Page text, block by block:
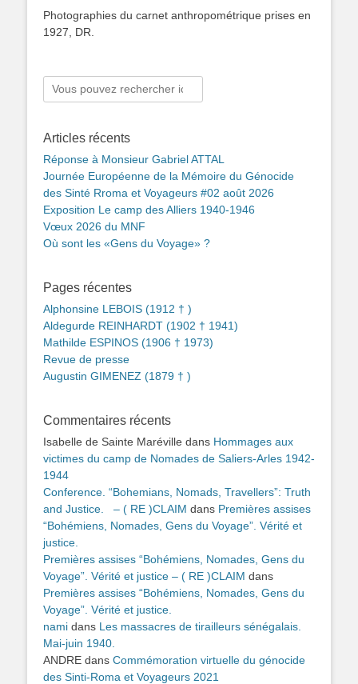
Photographies du carnet anthropométrique prises en
1927, DR.
Rechercher :
Articles récents
Réponse à Monsieur Gabriel ATTAL
Journée Européenne de la Mémoire du Génocide
des Sinté Rroma et Voyageurs #02 août 2026
Exposition Le camp des Alliers 1940-1946
Vœux 2026 du MNF
Où sont les «Gens du Voyage» ?
Pages récentes
Alphonsine LEBOIS (1912 † )
Aldegurde REINHARDT (1902 † 1941)
Mathilde ESPINOS (1906 † 1973)
Revue de presse
Augustin GIMENEZ (1879 † )
Commentaires récents
Isabelle de Sainte Maréville dans Hommages aux
victimes du camp de Nomades de Saliers-Arles 1942-
1944
Conference. “Bohemians, Nomads, Travellers”: Truth
and Justice. – ( RE )CLAIM dans Premières assises
“Bohémiens, Nomades, Gens du Voyage”. Vérité et
justice.
Premières assises “Bohémiens, Nomades, Gens du
Voyage”. Vérité et justice – ( RE )CLAIM dans
Premières assises “Bohémiens, Nomades, Gens du
Voyage”. Vérité et justice.
nami dans Les massacres de tirailleurs sénégalais.
Mai-juin 1940.
ANDRE dans Commémoration virtuelle du génocide
des Sinti-Roma et Voyageurs 2021